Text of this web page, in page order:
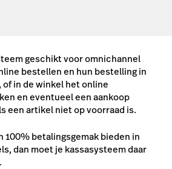
geschikt voor omnichannel
bestellen en hun bestelling in
in de winkel het online
en eventueel een aankoop
een artikel niet op voorraad is.
100% betalingsgemak bieden in
dan moet je kassasysteem daar